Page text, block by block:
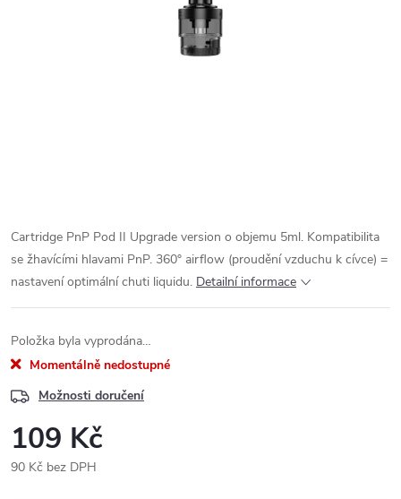
Cartridge PnP Pod II Upgrade version o objemu 5ml. Kompatibilita
se žhavícími hlavami PnP. 360° airflow (proudění vzduchu k cívce) =
nastavení optimální chuti liquidu. Detailní informace
Položka byla vyprodána…
Momentálně nedostupné
Možnosti doručení
109 Kč
90 Kč bez DPH